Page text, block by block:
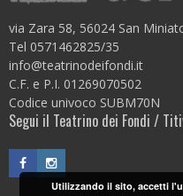
via Zara 58, 56024 San
Tel 0571462825/35
info@teatrinodeifondi.it
C.F. e P.I. 01269070502
Codice univoco SUBM70N
Segui il Teatrino dei Fondi /
Utilizzando il sito, accetti